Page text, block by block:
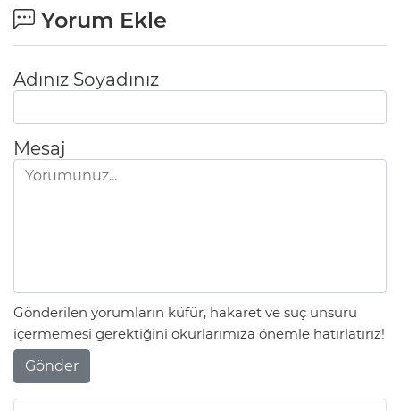
Yorum Ekle
Adınız Soyadınız
Mesaj
Gönderilen yorumların küfür, hakaret ve suç unsuru
içermemesi gerektiğini okurlarımıza önemle hatırlatırız!
Gönder